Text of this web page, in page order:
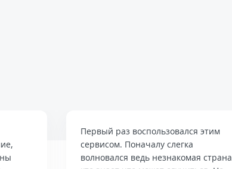
Первый раз воспользовался этим
сервисом. Поначалу слегка
волновался ведь незнакомая страна